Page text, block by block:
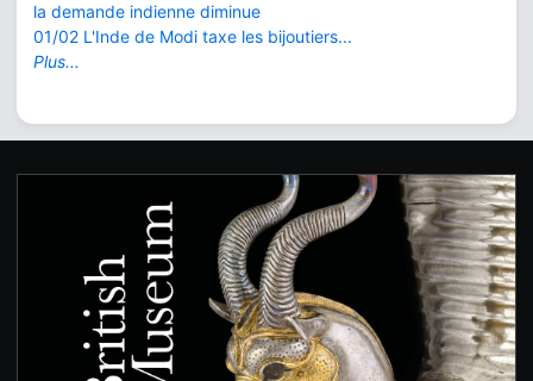
la demande indienne diminue
01/02 L'Inde de Modi taxe les bijoutiers...
Plus...